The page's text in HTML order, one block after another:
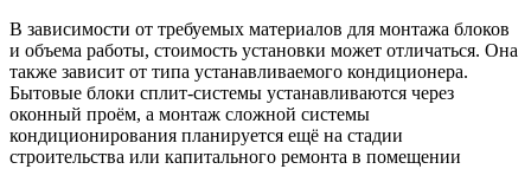
В зависимости от требуемых материалов для монтажа блоков
и объема работы, стоимость установки может отличаться. Она
также зависит от типа устанавливаемого кондиционера.
Бытовые блоки сплит-системы устанавливаются через
оконный проём, а монтаж сложной системы
кондиционирования планируется ещё на стадии
строительства или капитального ремонта в помещении